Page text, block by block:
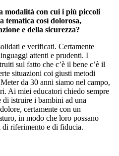
modalità con cui i più piccoli
tematica così dolorosa,
e della sicurezza?
e verificati. Certamente
attenti e prudenti. I
sul fatto che c’è il bene c’è il
situazioni coi giusti metodi
da 30 anni siamo nel campo,
Ai miei educatori chiedo sempre
di istruire i bambini ad una
certamente con un
in modo che loro possano
di riferimento e di fiducia.